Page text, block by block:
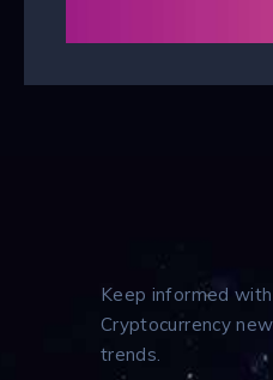
Keep informed
Cryptocurrency
trends.